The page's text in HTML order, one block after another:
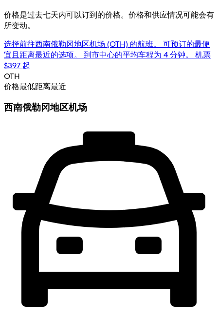
价格是过去七天内可以订到的价格。价格和供应情况可能会有
所变动。
选择前往西南俄勒冈地区机场 (OTH) 的航班。 可预订的最便
宜且距离最近的选项。 到市中心的平均车程为 4 分钟。 机票
$397 起
OTH
价格最低距离最近
西南俄勒冈地区机场